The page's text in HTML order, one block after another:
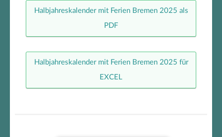
Halbjahreskalender mit Ferien Bremen 2025 als
PDF
Halbjahreskalender mit Ferien Bremen 2025 für
EXCEL